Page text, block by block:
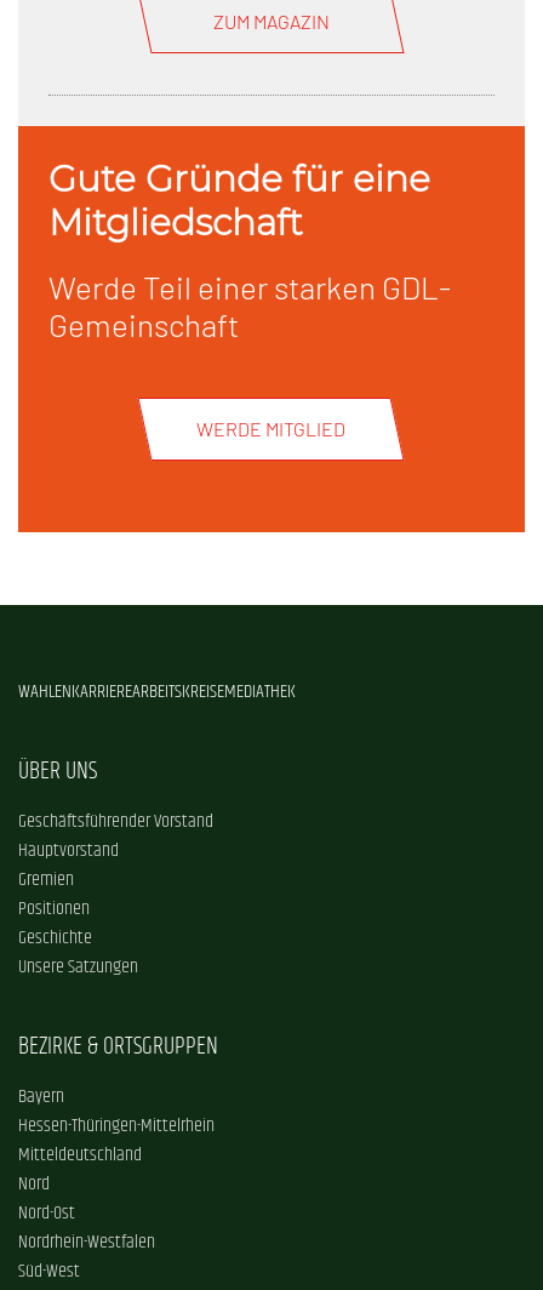
ZUM MAGAZIN
Gute Gründe für eine
Mitgliedschaft
Werde Teil einer starken GDL-
Gemeinschaft
WERDE MITGLIED
WAHLENKARRIEREARBEITSKREISEMEDIATHEK
ÜBER UNS
Geschäftsführender Vorstand
Hauptvorstand
Gremien
Positionen
Geschichte
Unsere Satzungen
BEZIRKE & ORTSGRUPPEN
Bayern
Hessen-Thüringen-Mittelrhein
Mitteldeutschland
Nord
Nord-Ost
Nordrhein-Westfalen
Süd-West